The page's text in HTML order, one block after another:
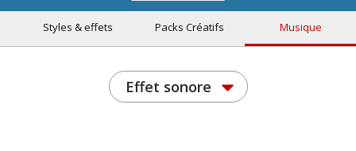
Styles & effets Packs Créatifs Musique
Effet sonore